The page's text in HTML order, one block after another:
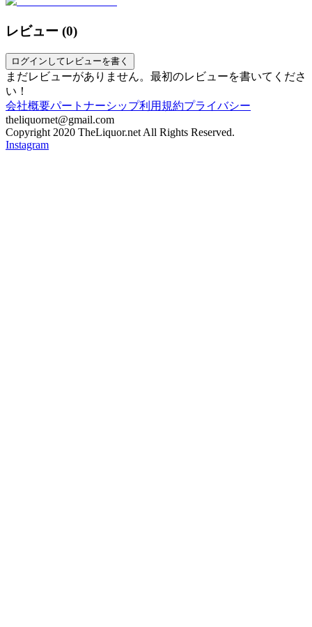
レビュー (0)
ログインしてレビューを書く
まだレビューがありません。最初のレビューを書いてくださ
い！
会社概要パートナーシップ利用規約プライバシー
theliquornet@gmail.com
Copyright 2020 TheLiquor.net All Rights Reserved.
Instagram